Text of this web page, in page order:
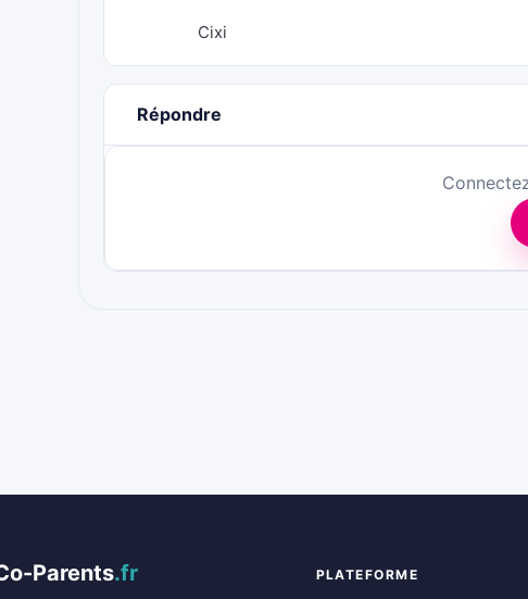
Cixi
Répondre
Parents.fr PLATEFORME